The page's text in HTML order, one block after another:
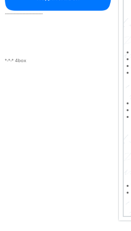
--------------------------
*-*-* 4box